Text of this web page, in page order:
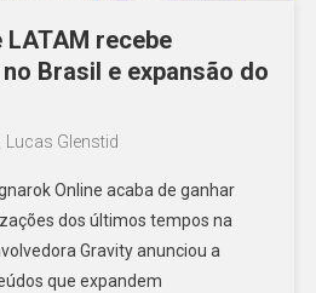
LATAM recebe
Brasil e expansão do
Lucas Glenstid
Online acaba de ganhar
dos últimos tempos na
Gravity anunciou a
que expandem